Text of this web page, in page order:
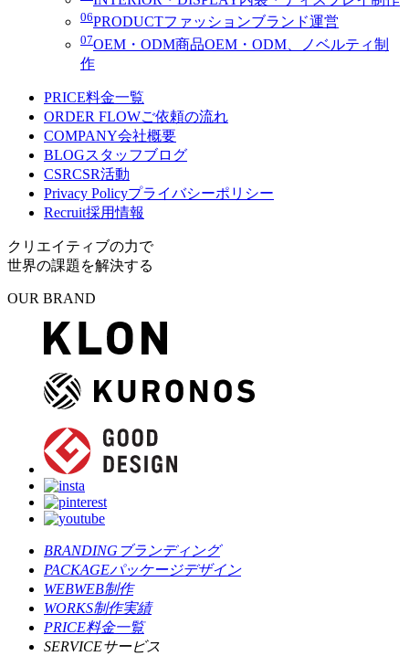
06PRODUCTファッションブランド運営
07OEM・ODM商品OEM・ODM、ノベルティ制
作
PRICE料金一覧
ORDER FLOWご依頼の流れ
COMPANY会社概要
BLOGスタッフブログ
CSRCSR活動
Privacy Policyプライバシーポリシー
Recruit採用情報
クリエイティブの力で
世界の課題を解決する
OUR BRAND
BRANDING ブランディング
PACKAGEパッケージデザイン
WEBWEB制作
WORKS制作実績
PRICE料金一覧
SERVICEサービス